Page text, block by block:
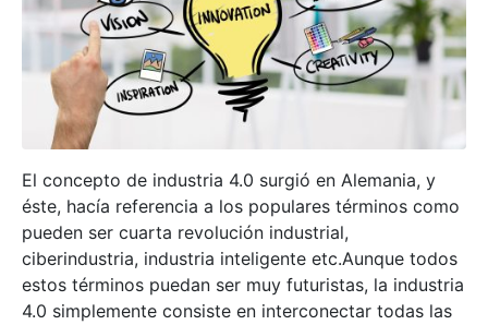
El concepto de industria 4.0 surgió en Alemania, y
éste, hacía referencia a los populares términos como
pueden ser cuarta revolución industrial,
ciberindustria, industria inteligente etc.Aunque todos
estos términos puedan ser muy futuristas, la industria
4.0 simplemente consiste en interconectar todas las